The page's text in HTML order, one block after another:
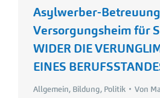
Asylwerber-
Versorgungsheim für
WIDER DIE
EINES
Allgemein, Bildung, Politik Von